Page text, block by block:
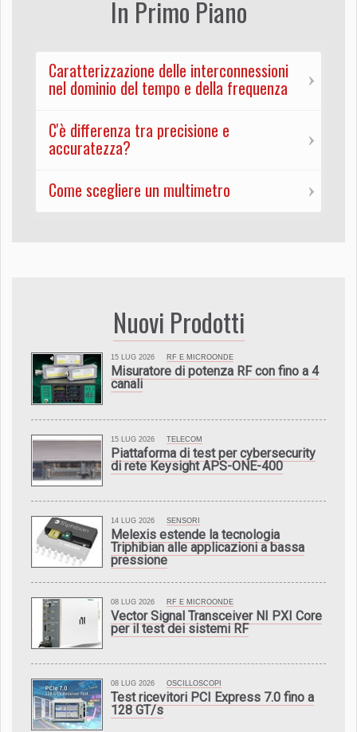
In Primo Piano
Caratterizzazione delle interconnessioni
nel dominio del tempo e della frequenza
C'è differenza tra precisione e
accuratezza?
Come scegliere un multimetro
Nuovi Prodotti
15 LUG 2026 RF E MICROONDE
Misuratore di potenza RF con fino a 4
canali
15 LUG 2026 TELECOM
Piattaforma di test per cybersecurity
di rete Keysight APS-ONE-400
14 LUG 2026 SENSORI
Melexis estende la tecnologia
Triphibian alle applicazioni a bassa
pressione
08 LUG 2026 RF E MICROONDE
Vector Signal Transceiver NI PXI Core
per il test dei sistemi RF
08 LUG 2026 OSCILLOSCOPI
Test ricevitori PCI Express 7.0 fino a
128 GT/s